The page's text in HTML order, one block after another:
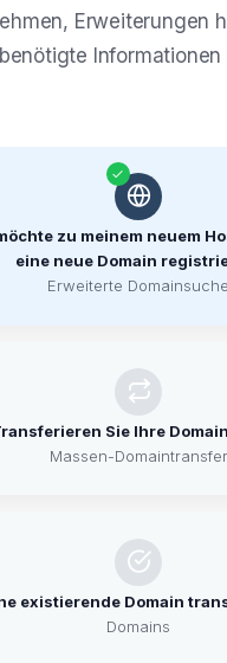
Erweiterungen
Informationen
zu meinem neuem
eine neue Domain
Erweiterte Domainsuche
Sie Ihre
Massen-Domaintransfer
existierende Domain
Domains